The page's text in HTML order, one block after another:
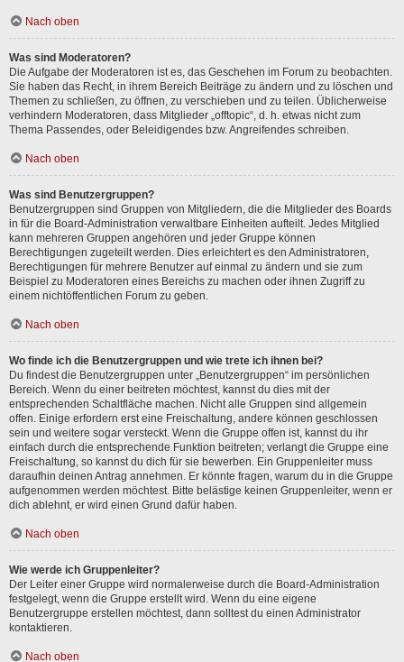
Nach oben
Was sind Moderatoren?
Die Aufgabe der Moderatoren ist es, das Geschehen im Forum zu beobachten.
Sie haben das Recht, in ihrem Bereich Beiträge zu ändern und zu löschen und
Themen zu schließen, zu öffnen, zu verschieben und zu teilen. Üblicherweise
verhindern Moderatoren, dass Mitglieder „offtopic“, d. h. etwas nicht zum
Thema Passendes, oder Beleidigendes bzw. Angreifendes schreiben.
Nach oben
Was sind Benutzergruppen?
Benutzergruppen sind Gruppen von Mitgliedern, die die Mitglieder des Boards
in für die Board-Administration verwaltbare Einheiten aufteilt. Jedes Mitglied
kann mehreren Gruppen angehören und jeder Gruppe können
Berechtigungen zugeteilt werden. Dies erleichtert es den Administratoren,
Berechtigungen für mehrere Benutzer auf einmal zu ändern und sie zum
Beispiel zu Moderatoren eines Bereichs zu machen oder ihnen Zugriff zu
einem nichtöffentlichen Forum zu geben.
Nach oben
Wo finde ich die Benutzergruppen und wie trete ich ihnen bei?
Du findest die Benutzergruppen unter „Benutzergruppen“ im persönlichen
Bereich. Wenn du einer beitreten möchtest, kannst du dies mit der
entsprechenden Schaltfläche machen. Nicht alle Gruppen sind allgemein
offen. Einige erfordern erst eine Freischaltung, andere können geschlossen
sein und weitere sogar versteckt. Wenn die Gruppe offen ist, kannst du ihr
einfach durch die entsprechende Funktion beitreten; verlangt die Gruppe eine
Freischaltung, so kannst du dich für sie bewerben. Ein Gruppenleiter muss
daraufhin deinen Antrag annehmen. Er könnte fragen, warum du in die Gruppe
aufgenommen werden möchtest. Bitte belästige keinen Gruppenleiter, wenn er
dich ablehnt, er wird einen Grund dafür haben.
Nach oben
Wie werde ich Gruppenleiter?
Der Leiter einer Gruppe wird normalerweise durch die Board-Administration
festgelegt, wenn die Gruppe erstellt wird. Wenn du eine eigene
Benutzergruppe erstellen möchtest, dann solltest du einen Administrator
kontaktieren.
Nach oben